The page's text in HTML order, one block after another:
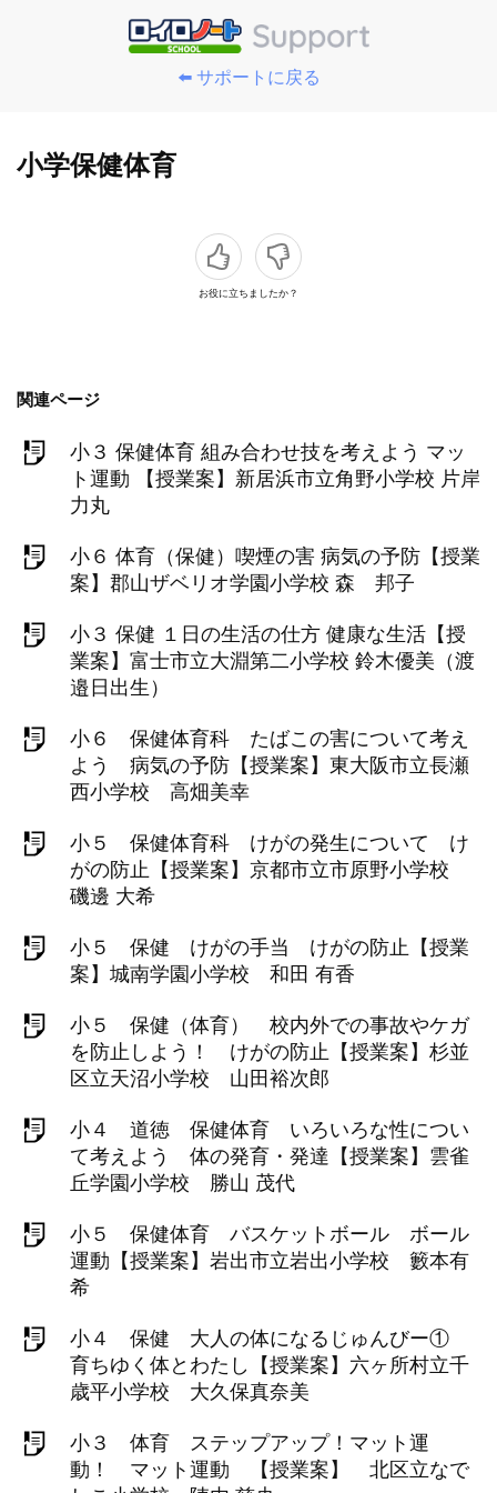
⬅️ サポートに戻る
小学保健体育
お役に立ちましたか？
関連ページ
小３ 保健体育 組み合わせ技を考えよう マッ
ト運動 【授業案】新居浜市立角野小学校 片岸
力丸
小６ 体育（保健）喫煙の害 病気の予防【授業
案】郡山ザベリオ学園小学校 森 邦子
小３ 保健 １日の生活の仕方 健康な生活【授
業案】富士市立大淵第二小学校 鈴木優美（渡
邉日出生）
小６ 保健体育科 たばこの害について考え
よう 病気の予防【授業案】東大阪市立長瀬
西小学校 高畑美幸
小５ 保健体育科 けがの発生について け
がの防止【授業案】京都市立市原野小学校
磯邊 大希
小５ 保健 けがの手当 けがの防止【授業
案】城南学園小学校 和田 有香
小５ 保健（体育） 校内外での事故やケガ
を防止しよう！ けがの防止【授業案】杉並
区立天沼小学校 山田裕次郎
小４ 道徳 保健体育 いろいろな性につい
て考えよう 体の発育・発達【授業案】雲雀
丘学園小学校 勝山 茂代
小５ 保健体育 バスケットボール ボール
運動【授業案】岩出市立岩出小学校 籔本有
希
小４ 保健 大人の体になるじゅんびー①
育ちゆく体とわたし【授業案】六ヶ所村立千
歳平小学校 大久保真奈美
小３ 体育 ステップアップ！マット運
動！ マット運動 【授業案】 北区立なで